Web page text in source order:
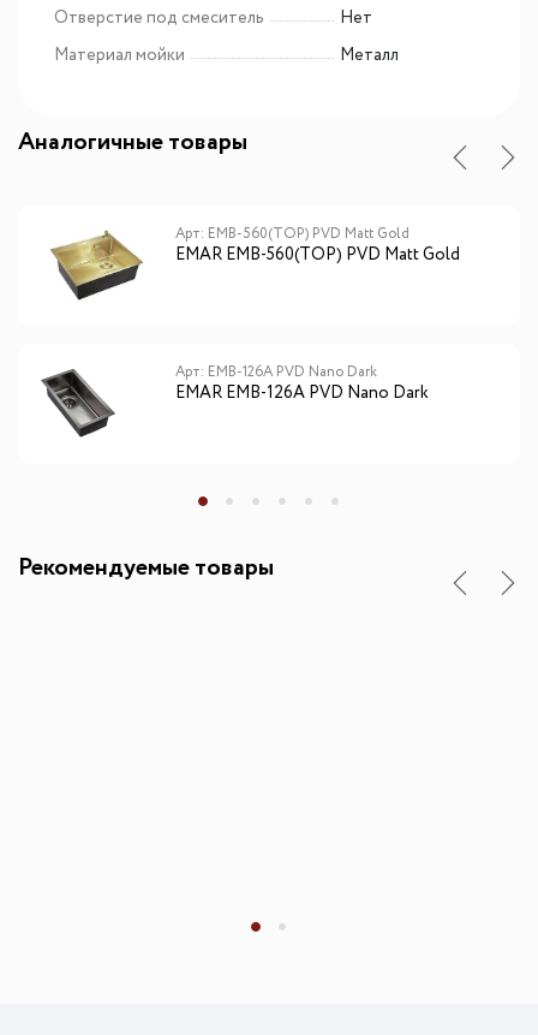
Отверстие под смеситель
Нет
Материал мойки
Металл
Аналогичные товары
Арт: EMB-560(TOP) PVD Matt Gold
EMAR EMB-560(TOP) PVD Matt Gold
Арт: EMB-126A PVD Nano Dark
EMAR EMB-126A PVD Nano Dark
Рекомендуемые товары